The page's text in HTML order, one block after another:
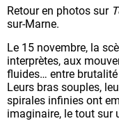
Retour en photos sur
sur-Marne.
Le 15 novembre, la
interprètes, aux
fluides… entre brutalité
Leurs bras souples,
spirales infinies ont
imaginaire, le tout sur